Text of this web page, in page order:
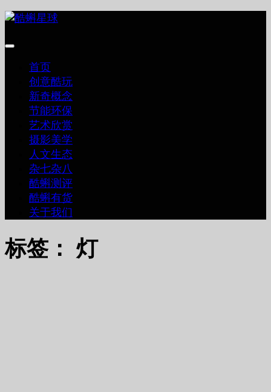
跳
内
首页
创意酷玩
新奇概念
节能环保
艺术欣赏
摄影美学
人文生态
杂七杂八
酷蝌测评
酷蝌有货
关于我们
标签： 灯